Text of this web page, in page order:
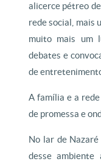
alicerce pétreo
rede social, mais
muito mais um
debates e
de
A família e a
de promessa e
No lar de
desse ambiente